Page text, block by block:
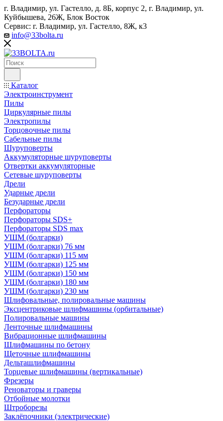
г. Владимир, ул. Гастелло, д. 8Б, корпус 2, г. Владимир, ул. ​
Куйбышева, 26Ж, Блок Восток
Сервис: г. Владимир, ул. Гастелло, 8Ж, к3
info@33bolta.ru
Каталог
Электроинструмент
Пилы
Циркулярные пилы
Электропилы
Торцовочные пилы
Сабельные пилы
Шуруповерты
Аккумуляторные шуруповерты
Отвертки аккумуляторные
Сетевые шуруповерты
Дрели
Ударные дрели
Безударные дрели
Перфораторы
Перфораторы SDS+
Перфораторы SDS max
УШМ (болгарки)
УШМ (болгарки) 76 мм
УШМ (болгарки) 115 мм
УШМ (болгарки) 125 мм
УШМ (болгарки) 150 мм
УШМ (болгарки) 180 мм
УШМ (болгарки) 230 мм
Шлифовальные, полировальные машины
Эксцентриковые шлифмашины (орбитальные)
Полировальные машины
Ленточные шлифмашины
Вибрационные шлифмашины
Шлифмашины по бетону
Щеточные шлифмашины
Дельташлифмашины
Торцевые шлифмашины (вертикальные)
Фрезеры
Реноваторы и граверы
Отбойные молотки
Штроборезы
Заклёпочники (электрические)